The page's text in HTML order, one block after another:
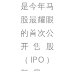
是今年马
股最耀眼
的首次公
开售股
（IPO）